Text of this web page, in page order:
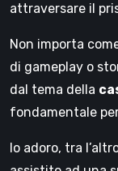
attraversare il
Non importa
di gameplay o
dal tema della
fondamentale
Io adoro, tra